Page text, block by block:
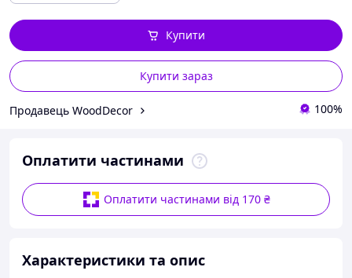
Купити зараз
Купити
Продавець WoodDecor 100%
Оплатити частинами
Оплатити частинами від 170 ₴
Характеристики та опис